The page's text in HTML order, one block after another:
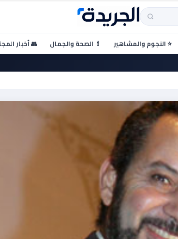
⭐ النجوم والمشاهير 💄 الصحة والجمال 👥 أخبار